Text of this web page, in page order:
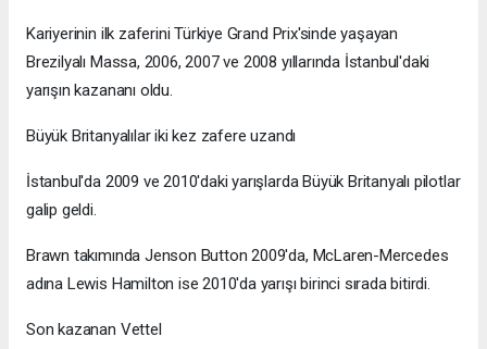
Kariyerinin ilk zaferini Türkiye Grand Prix'sinde yaşayan
Brezilyalı Massa, 2006, 2007 ve 2008 yıllarında İstanbul'daki
yarışın kazananı oldu.
Büyük Britanyalılar iki kez zafere uzandı
İstanbul'da 2009 ve 2010'daki yarışlarda Büyük Britanyalı pilotlar
galip geldi.
Brawn takımında Jenson Button 2009'da, McLaren-Mercedes
adına Lewis Hamilton ise 2010'da yarışı birinci sırada bitirdi.
Son kazanan Vettel